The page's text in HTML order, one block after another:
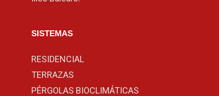
SISTEMAS
RESIDENCIAL
TERRAZAS
PÉRGOLAS BIOCLIMÁTICAS